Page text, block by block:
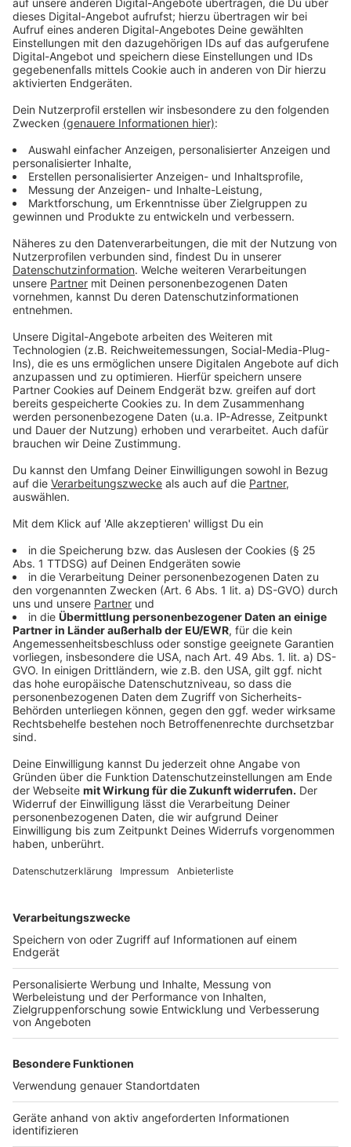
"Why Why Why" ist dabei nicht der klassisch-moderne
Popsong, sondern beschränkt sich - wie fast das
komplette Album - auf eine Akustikgitarre und Folk-
Einflüsse.
Hier könnt ihr euch das Shawn Mendes-
Album anhören
Anzeige
Anzeige
Die Single "Why Why Why" von Shawn
Mendes
Anzeige
Wir benötigen Ihre
Zustimmung, um den YouTube
Video-Service zu laden!
Drittanbieters, um Videoinhalte
einzubetten. Dieser Service kann
Daten zu Ihren Aktivitäten
sammeln. Bitte lesen Sie die
Details durch und stimmen Sie der
Nutzung des Service zu, um dieses
Video anzusehen.
Mehr Informationen
Akzeptieren
powered byUsercentrics Consent
Die Hit-Single von Shawn Mendes: "Why Why Why" -
hier zu hören
Anzeige
Das Mendes-Album ist ein "Seelen-
Striptease"
Anzeige
"Shawn" ist ein Seelen-Striptease mit
mal mit einer gewissen Leichtigkeit daherkommen
("That's the Dream"), zum Teil aber auch weinerlich
klingen ("In Between"). Passenderweise endet die
traurigsten klingenden Liedern der Musikgeschichte -
Leonard Cohens "Hallelujah". Viele Fans dürften
Mendes dankbar sein, dass er sich in seinen neuen
hineinschauen lässt. Auf der anderen Seite wünscht
man dem Kanadier, dass er, mit Mitte 20, mehr Freude
im Leben findet und diese auch wieder in seiner Musik
vermittelt - wie auf seinen größten Hits "Senorita",